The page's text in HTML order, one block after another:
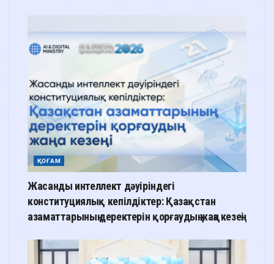
ҚОҒАМ
Жасанды интеллект дәуіріндегі
конституциялық кепілдіктер: Қазақстан
азаматтарының деректерін қорғаудың жаңа кезеңі